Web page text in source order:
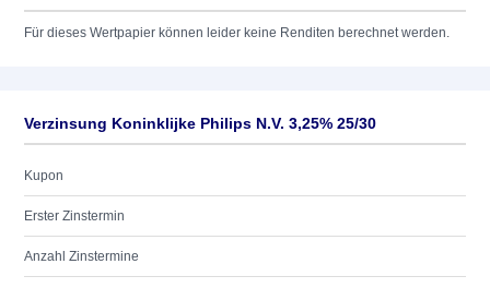
Für dieses Wertpapier können leider keine Renditen berechnet werden.
Verzinsung Koninklijke Philips N.V. 3,25% 25/30
Kupon
Erster Zinstermin
Anzahl Zinstermine